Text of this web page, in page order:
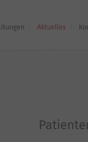
Aktuelles